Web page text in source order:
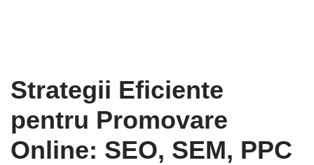
Strategii Eficiente
pentru Promovare
Online: SEO, SEM, PPC